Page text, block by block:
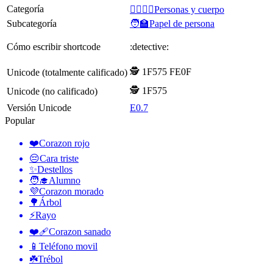
Categoría
👩‍❤️‍💋‍👨Personas y cuerpo
Subcategoría
🧑‍🏫Papel de persona
Cómo escribir shortcode :detective:
Unicode (totalmente calificado) 🕵️ 1F575 FE0F
Unicode (no calificado)
🕵 1F575
Versión Unicode
E0.7
Popular
❤️Corazon rojo
😔Cara triste
✨Destellos
🧑‍🎓Alumno
💜Corazon morado
🌳 Árbol
⚡Rayo
❤️‍🩹Corazon sanado
📱 Teléfono movil
☘️Trébol